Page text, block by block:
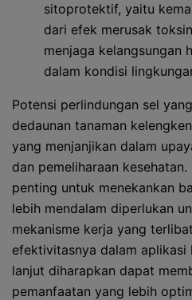
sitoprotektif, yaitu
dari efek merusak
menjaga kelangsungan
dalam kondisi
Potensi perlindungan sel
dedaunan tanaman
yang menjanjikan dalam
dan pemeliharaan
penting untuk menekankan
lebih mendalam diperlukan
mekanisme kerja yang
efektivitasnya dalam aplikasi
lanjut diharapkan dapat
pemanfaatan yang lebih